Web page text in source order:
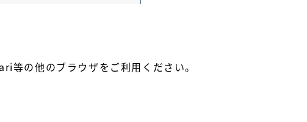
の他のブラウザをご利用ください。